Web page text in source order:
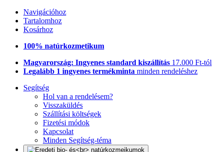
Navigációhoz
Tartalomhoz
Kosárhoz
100% natúrkozmetikum
Magyarország: Ingyenes standard kiszállítás 17.000 Ft-tól
Legalább 1 ingyenes termékminta minden rendeléshez
Segítség
Hol van a rendelésem?
Visszaküldés
Szállítási költségek
Fizetési módok
Kapcsolat
Minden Segítség-téma